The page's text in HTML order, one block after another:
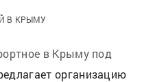
В КРЫМУ
в Крыму под
организацию